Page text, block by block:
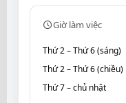
Giờ làm việc
Thứ 2 – Thứ 6 (sáng)
Thứ 2 – Thứ 6 (chiều)
Thứ 7 – chủ nhật